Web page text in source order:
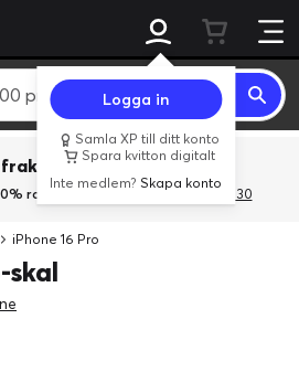
Logga in
Samla XP till ditt konto
Spara kvitton digitalt
Inte medlem?Skapa konto
frakt över 800 kr.
rabatt med rabattkoden 3Gives30
iPhone 16 Pro
skal